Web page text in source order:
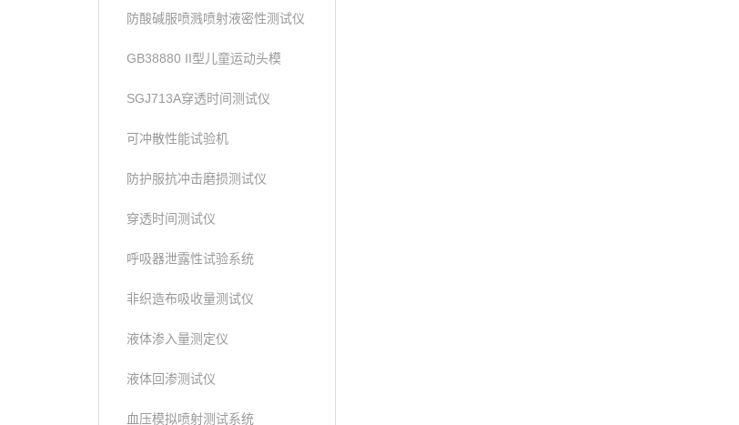
防酸碱服喷溅喷射液密性测试仪
GB38880 II型儿童运动头模
SGJ713A穿透时间测试仪
可冲散性能试验机
防护服抗冲击磨损测试仪
穿透时间测试仪
呼吸器泄露性试验系统
非织造布吸收量测试仪
液体渗入量测定仪
液体回渗测试仪
血压模拟喷射测试系统